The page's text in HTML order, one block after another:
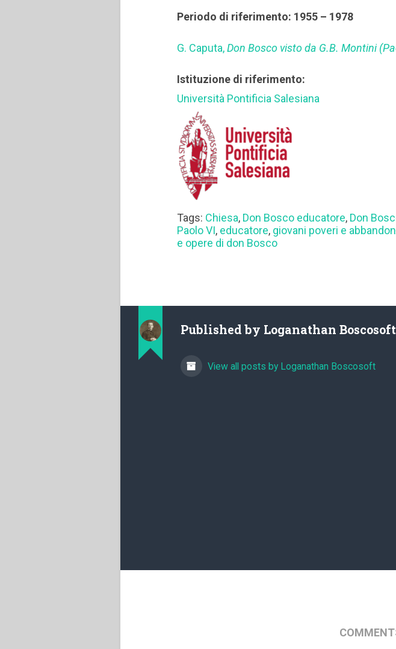
Periodo di riferimento: 1955 – 1978
G. Caputa,Don Bosco visto da G.B. Montini
Istituzione di riferimento:
Università Pontificia Salesiana
Tags: Chiesa, Don Bosco educatore, Don
Paolo VI, educatore, giovani poveri e
e opere di don Bosco
Published by Loganathan Boscosoft
View all posts by Loganathan Boscosoft